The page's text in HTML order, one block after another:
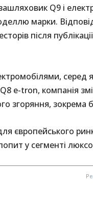
Q9 і
марки.
після
серед
e-tron, компанія
згоряння, зокрема
європейського
у сегменті